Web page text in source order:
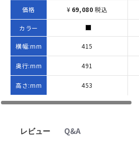
価格
カラー
横幅:mm
奥行:mm
高さ:mm
¥ 69,080 税込
415
491
453
レビュー Q&A